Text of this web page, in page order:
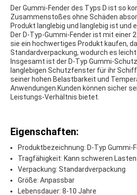
Der Gummi-Fender des Typs D ist so
Zusammenstoßes ohne Schäden
Produkt langlebig und langlebig ist
Der D-Typ-Gummi-Fender ist mit einer
sie ein hochwertiges Produkt kaufen,
Standardverpackung, wodurch es
Insgesamt ist der D-Typ Gummi-
langlebigen Schutzfenster für ihr
seiner hohen Belastbarkeit und
Anwendungen.Kunden können sicher
Leistungs-Verhältnis bietet.
Eigenschaften:
Produktbezeichnung: D-Typ Gummi-
Tragfähigkeit: Kann schweren
Verpackung: Standardverpackung
Größe: Anpassbar
Lebensdauer: 8-10 Jahre